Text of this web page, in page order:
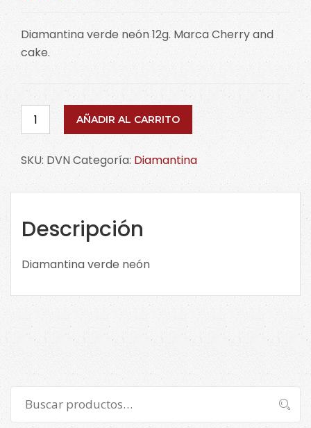
Diamantina verde neón 12g. Marca Cherry and
cake.
Diamantina
verde
neón
DVN
cantidad
AÑADIR AL CARRITO
SKU: DVNCategoría: Diamantina
Descripción
Diamantina verde neón
por:
Buscar